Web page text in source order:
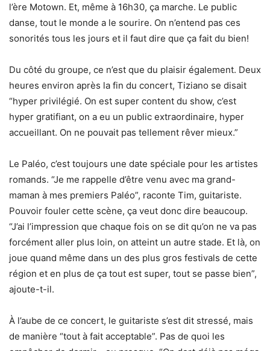
l’ère Motown. Et, même à 16h30, ça marche. Le public
danse, tout le monde a le sourire. On n’entend pas ces
sonorités tous les jours et il faut dire que ça fait du bien!
Du côté du groupe, ce n’est que du plaisir également. Deux
heures environ après la fin du concert, Tiziano se disait
“hyper privilégié. On est super content du show, c’est
hyper gratifiant, on a eu un public extraordinaire, hyper
accueillant. On ne pouvait pas tellement rêver mieux.”
Le Paléo, c’est toujours une date spéciale pour les artistes
romands. “Je me rappelle d’être venu avec ma grand-
maman à mes premiers Paléo”, raconte Tim, guitariste.
Pouvoir fouler cette scène, ça veut donc dire beaucoup.
“J’ai l’impression que chaque fois on se dit qu’on ne va pas
forcément aller plus loin, on atteint un autre stade. Et là, on
joue quand même dans un des plus gros festivals de cette
région et en plus de ça tout est super, tout se passe bien”,
ajoute-t-il.
À l’aube de ce concert, le guitariste s’est dit stressé, mais
de manière “tout à fait acceptable”. Pas de quoi les